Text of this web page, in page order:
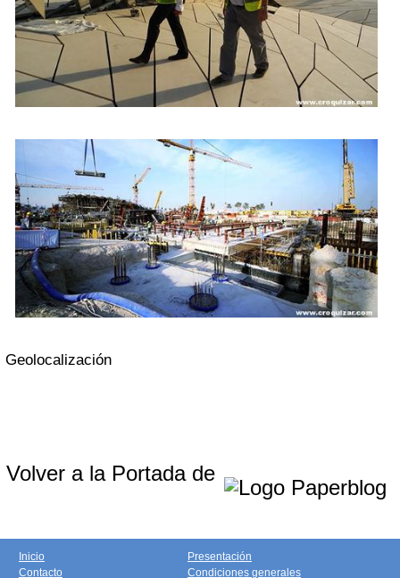
Geolocalización
Volver a la Portada de
Inicio
Contacto
Presentación
Condiciones generales